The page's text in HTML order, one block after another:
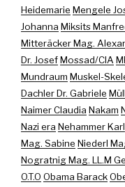
Heidemarie Mengele
Johanna Miksits
Mitteräcker Mag.
Dr. JosefMossad/CIA
Mundraum Muskel-
Dachler Dr. Gabriele
Naimer Claudia Nakam
Nazi era Nehammer Karl
Mag. Sabine Niederl
Nogratnig Mag. LL.M
O.T.O Obama Barack